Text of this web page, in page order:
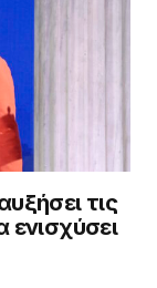
τις
ενισχύσει